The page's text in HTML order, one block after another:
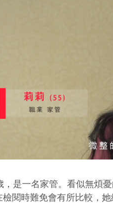
，是一名家管。看似無煩
檢閱時難免會有所比較，